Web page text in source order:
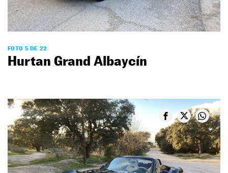
FOTO 5 DE 22
Hurtan Grand Albaycín